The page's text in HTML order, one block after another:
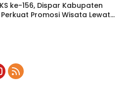
ke-156, Dispar Kabupaten
Promosi Wisata Lewat